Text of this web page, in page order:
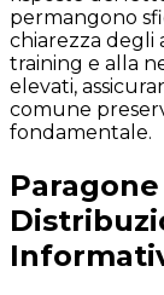
permangono
chiarezza degli
training e alla
elevati,
comune
fondamentale.